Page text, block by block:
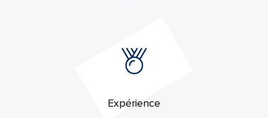
Expérience